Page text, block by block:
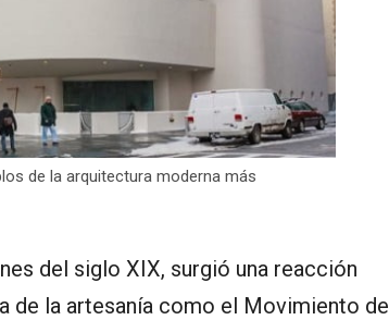
de la arquitectura moderna más
del siglo XIX, surgió una reacción
de la artesanía como el Movimiento de